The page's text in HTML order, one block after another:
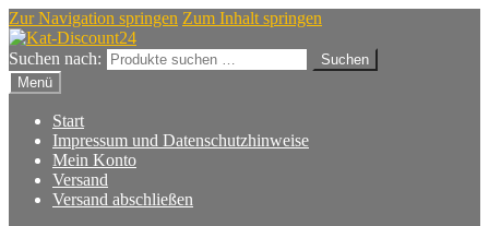
Zur Navigation springen Zum Inhalt springen
Suchen nach:
Suchen
Menü
Start
Impressum und Datenschutzhinweise
Mein Konto
Versand
Versand abschließen